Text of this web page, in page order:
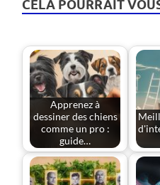
CELA POURRAIT
Apprenez à
dessiner des chiens
comme un pro :
guide…